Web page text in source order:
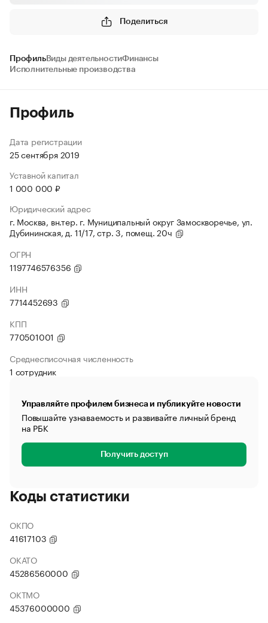
Поделиться
ПрофильВиды деятельностиФинансы
Исполнительные производства
Профиль
Дата регистрации
25 сентября 2019
Уставной капитал
1 000 000 ₽
Юридический адрес
г. Москва, вн.тер. г. Муниципальный округ Замоскворечье, ул.
Дубининская, д. 11/17, стр. 3, помещ. 20ч
ОГРН
1197746576356
ИНН
7714452693
КПП
770501001
Среднесписочная численность
1 сотрудник
Управляйте профилем бизнеса и публикуйте новости
Повышайте узнаваемость и развивайте личный бренд
на РБК
Получить доступ
Коды статистики
ОКПО
41617103
ОКАТО
45286560000
ОКТМО
45376000000